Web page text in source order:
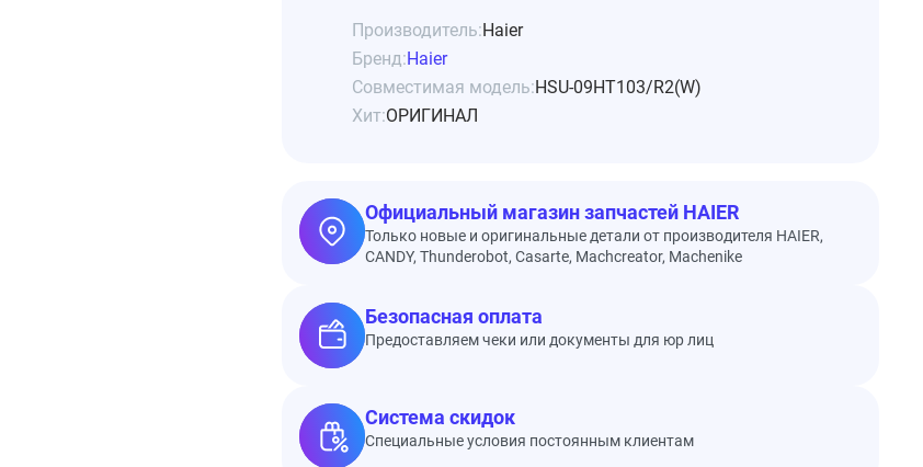
Производитель:Haier
Бренд:Haier
Совместимая модель:HSU-09HT103/R2(W)
Хит:ОРИГИНАЛ
Официальный магазин запчастей HAIER
Только новые и оригинальные детали от производителя HAIER,
CANDY, Thunderobot, Casarte, Machcreator, Machenike
Безопасная оплата
Предоставляем чеки или документы для юр лиц
Система скидок
Специальные условия постоянным клиентам